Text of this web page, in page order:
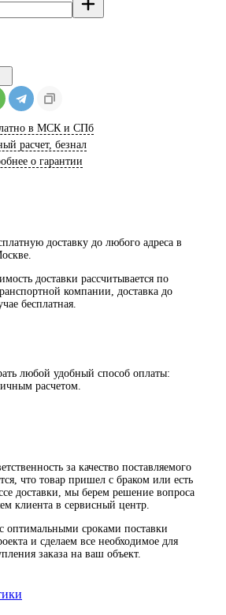
в МСК и СПб
расчет, безнал
о гарантии
доставку до любого адреса в
доставки рассчитывается по
компании, доставка до
бесплатная
любой удобный способ оплаты:
расчетом.
за качество поставляемого
что товар пришел с браком или есть
доставки, мы берем решение вопроса
клиента в сервисный центр.
оптимальными сроками поставки
и сделаем все необходимое для
заказа на ваш объект.